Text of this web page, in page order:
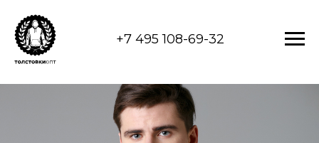
+7 495 108-69-32